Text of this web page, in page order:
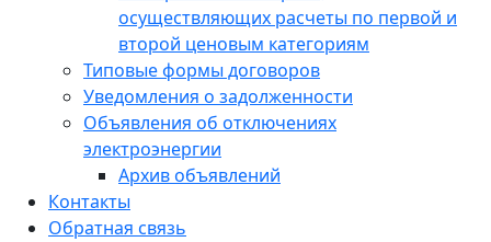
осуществляющих расчеты по первой и
второй ценовым категориям
Типовые формы договоров
Уведомления о задолженности
Объявления об отключениях
электроэнергии
Архив объявлений
Контакты
Обратная связь